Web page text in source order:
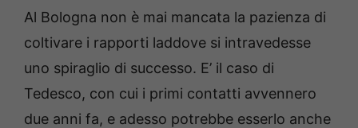
Al Bologna non è mai mancata la pazienza di
coltivare i rapporti laddove si intravedesse
uno spiraglio di successo. E’ il caso di
Tedesco, con cui i primi contatti avvennero
due anni fa, e adesso potrebbe esserlo anche